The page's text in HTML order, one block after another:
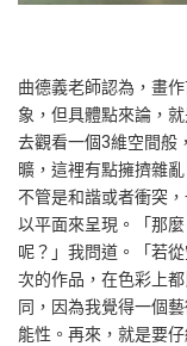
曲德義老師認為，畫
象，但具體點來論，
去觀看一個3維空間般
曠，這裡有點擁擠雜
不管是和諧或者衝突
以平面來呈現。「那
呢？」我問道。「若
次的作品，在色彩上
同，因為我覺得一個
能性。再來，就是要